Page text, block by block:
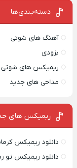
دسته‌بندی‌ها
آهنگ های شوتی
بزودی
ریمیکس های شوتی
مداحی های جدید
ریمیکس‌ های
دانلود ریمیکس
دانلود ریمیکس تو